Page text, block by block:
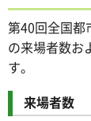
第40回全国都
の来場者数お
す。
来場者数